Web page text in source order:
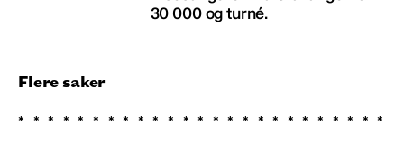
30 000 og turné.
Flere saker